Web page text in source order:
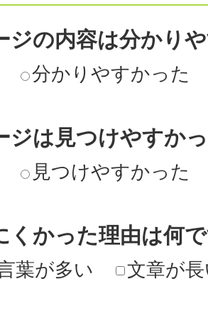
ジの内容は分かり
分かりやすかった
ジは見つけやすか
見つけやすかった
くかった理由は何
葉が多い
文章が